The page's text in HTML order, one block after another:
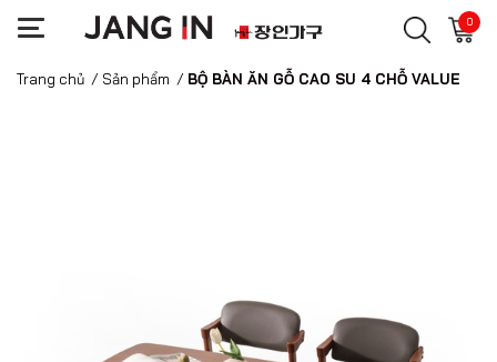
0
Trang chủ / Sản phẩm / BỘ BÀN ĂN GỖ CAO SU 4 CHỖ VALUE